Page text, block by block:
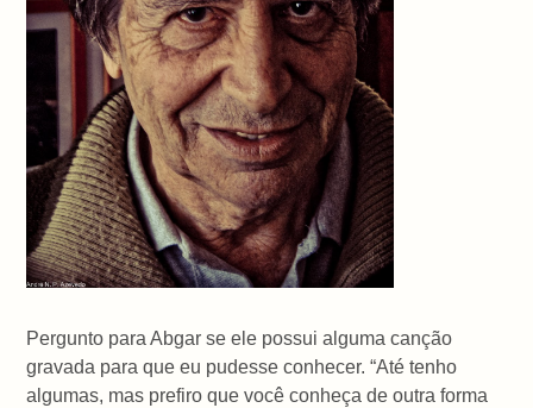
Pergunto para Abgar se ele possui alguma canção
gravada para que eu pudesse conhecer. “Até tenho
algumas, mas prefiro que você conheça de outra forma